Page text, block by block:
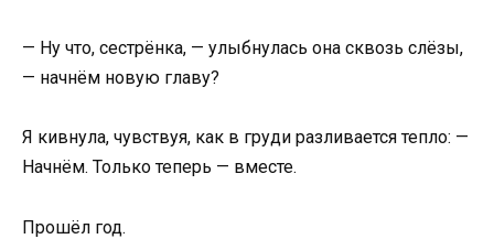
— Ну что, сестрёнка, — улыбнулась она сквозь слёзы,
— начнём новую главу?
Я кивнула, чувствуя, как в груди разливается тепло: —
Начнём. Только теперь — вместе.
Прошёл год.